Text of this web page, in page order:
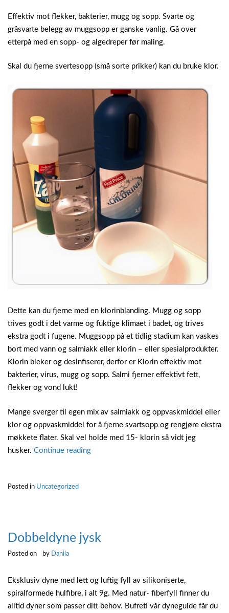
Effektiv mot flekker, bakterier, mugg og sopp. Svarte og
gråsvarte belegg av muggsopp er ganske vanlig. Gå over
etterpå med en sopp- og algedreper før maling.
Skal du fjerne svertesopp (små sorte prikker) kan du bruke klor.
Dette kan du fjerne med en klorinblanding. Mugg og sopp
trives godt i det varme og fuktige klimaet i badet, og trives
ekstra godt i fugene. Muggsopp på et tidlig stadium kan vaskes
bort med vann og salmiakk eller klorin – eller spesialprodukter.
Klorin bleker og desinfiserer, derfor er Klorin effektiv mot
bakterier, virus, mugg og sopp. Salmi fjerner effektivt fett,
flekker og vond lukt!
Mange sverger til egen mix av salmiakk og oppvaskmiddel eller
klor og oppvaskmiddel for å fjerne svartsopp og rengjøre ekstra
møkkete flater. Skal vel holde med 15- klorin så vidt jeg
husker. Continue reading“Fjerne
Posted in Uncategorized
Dobbeldyne jysk
Posted on by Danila
Eksklusiv dyne med lett og luftig fyll av silikoniserte,
spiralformede hulfibre, i alt 9g. Med natur- fiberfyll finner du
alltid dyner som passer ditt behov. BufretI vår dyneguide får du